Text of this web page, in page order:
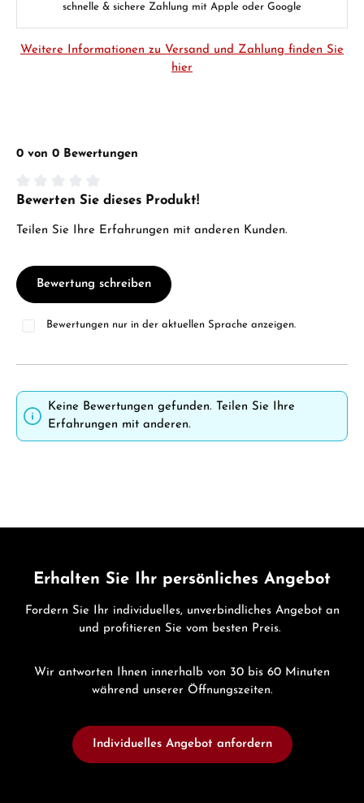
schnelle & sichere Zahlung mit Apple oder Google
Weitere Informationen zu Versand und Zahlung finden Sie
hier
0 von 0 Bewertungen
Durchschnittliche Bewertung von 0 von 5 Sternen
Bewerten Sie dieses Produkt!
Teilen Sie Ihre Erfahrungen mit anderen Kunden.
Bewertung schreiben
Bewertungen nur in der aktuellen Sprache anzeigen.
Keine Bewertungen gefunden. Teilen Sie Ihre
Erfahrungen mit anderen.
Erhalten Sie Ihr persönliches Angebot
Fordern Sie Ihr individuelles, unverbindliches Angebot an
und profitieren Sie vom besten Preis.
Wir antworten Ihnen innerhalb von 30 bis 60 Minuten
während unserer Öffnungszeiten.
Individuelles Angebot anfordern